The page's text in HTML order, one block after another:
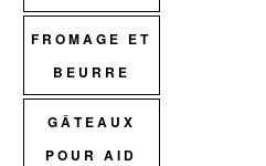
FROMAGE ET
BEURRE
GÂTEAUX
POUR AID